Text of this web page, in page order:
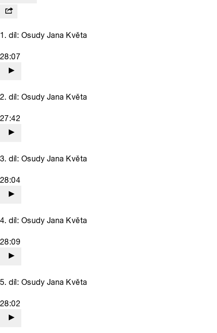
1. díl: Osudy Jana Květa
28:07
2. díl: Osudy Jana Květa
27:42
3. díl: Osudy Jana Květa
28:04
4. díl: Osudy Jana Květa
28:09
5. díl: Osudy Jana Květa
28:02